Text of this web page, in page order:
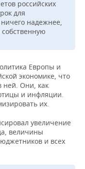
российских
для
надежнее,
Европы и
экономике, что
ней. Они, как
и инфляции.
их.
увеличение
величины
и всех